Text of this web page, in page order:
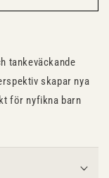
tankeväckande
skapar nya
för nyfikna barn